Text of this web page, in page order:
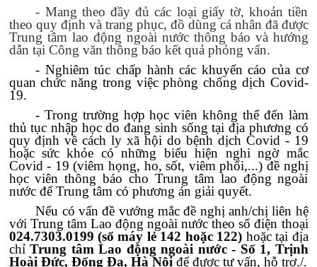
- Mang theo đầy đủ các loại giấy tờ, khoản tiền
theo quy định và trang phục, đồ dùng cá nhân đã được
Trung tâm lao động ngoài nước thông báo và hướng
dẫn tại Công văn thông báo kết quả phỏng vấn.
- Nghiêm túc chấp hành các khuyến cáo của cơ
quan chức năng trong việc phòng chống dịch Covid-
19.
- Trong trường hợp học viên không thể đến làm
thủ tục nhập học do đang sinh sống tại địa phương có
quy định về cách ly xã hội do bệnh dịch Covid - 19
hoặc sức khỏe có những biểu hiện nghi ngờ mắc
Covid - 19 (viêm họng, ho, sốt, viêm phổi,...) đề nghị
học viên thông báo cho Trung tâm lao động ngoài
nước để Trung tâm có phương án giải quyết.
Nếu có vấn đề vướng mắc đề nghị anh/chịliên hệ
với Trung tâm Lao động ngoài nước theo số điện thoại
024.7303.0199 (số máy lẻ 142 hoặc 122) hoặc tại địa
chỉ Trung tâm Lao động ngoài nước - Số 1, Trịnh
Hoài Đức, Đống Đa, Hà Nội để được tư vấn, hỗ trợ./.